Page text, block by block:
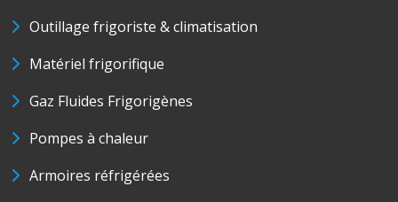
Outillage frigoriste & climatisation
Matériel frigorifique
Gaz Fluides Frigorigènes
Pompes à chaleur
Armoires réfrigérées